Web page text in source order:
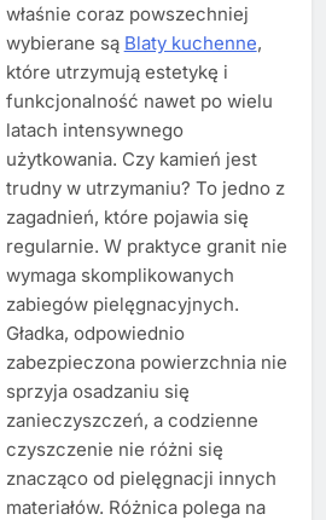
właśnie coraz powszechniej
wybierane są Blaty kuchenne,
które utrzymują estetykę i
funkcjonalność nawet po wielu
latach intensywnego
użytkowania. Czy kamień jest
trudny w utrzymaniu? To jedno z
zagadnień, które pojawia się
regularnie. W praktyce granit nie
wymaga skomplikowanych
zabiegów pielęgnacyjnych.
Gładka, odpowiednio
zabezpieczona powierzchnia nie
sprzyja osadzaniu się
zanieczyszczeń, a codzienne
czyszczenie nie różni się
znacząco od pielęgnacji innych
materiałów. Różnica polega na